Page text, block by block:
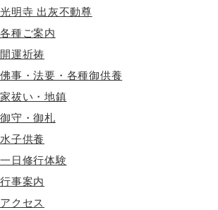
光明寺 出灰不動尊
各種ご案内
開運祈祷
佛事・法要・各種御供養
家祓い・地鎮
御守・御札
水子供養
一日修行体験
行事案内
アクセス